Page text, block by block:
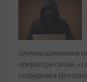
Злоумышленники
оператора связи,
сотрудника